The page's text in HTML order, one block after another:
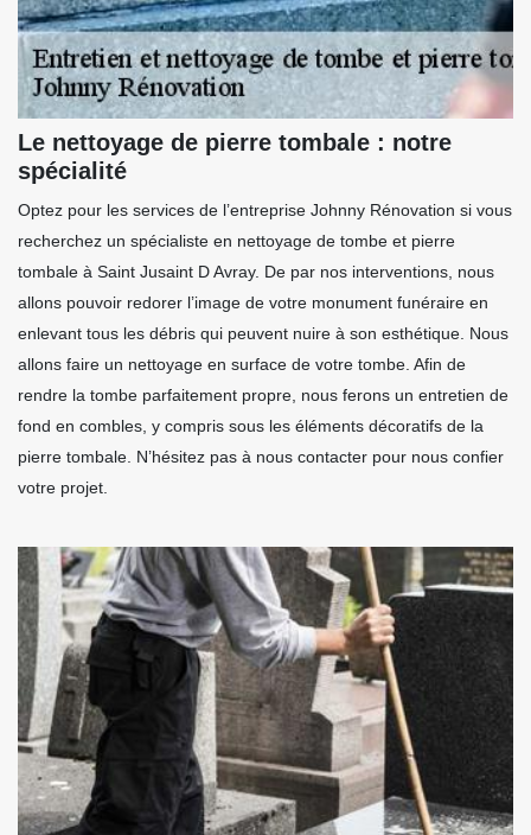
Le nettoyage de pierre tombale : notre
spécialité
Optez pour les services de l’entreprise Johnny Rénovation si vous
recherchez un spécialiste en nettoyage de tombe et pierre
tombale à Saint Jusaint D Avray. De par nos interventions, nous
allons pouvoir redorer l’image de votre monument funéraire en
enlevant tous les débris qui peuvent nuire à son esthétique. Nous
allons faire un nettoyage en surface de votre tombe. Afin de
rendre la tombe parfaitement propre, nous ferons un entretien de
fond en combles, y compris sous les éléments décoratifs de la
pierre tombale. N’hésitez pas à nous contacter pour nous confier
votre projet.